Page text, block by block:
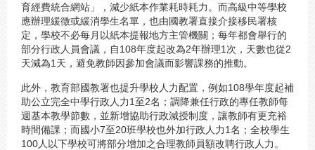
育經費統合網站」，減少紙本作業耗時耗力。而高級中等學校
應辦理緩徵或緩消學生名單，也由國教署直接介接移民署核
定，學校不必每月以紙本提報地方主管機關；每年都會舉行的
部分行政人員會議，自108年度起改為2年辦理1次，天數也從2
天減為1天，避免教師因參加會議而影響課務的推動。
此外，教育部國教署也提升學校人力配置，例如108學年度起補
助公立完全中學行政人力1至2名；調降兼任行政的專任教師每
週基本教學節數，並新增協助行政減授制度，讓教師有更充裕
時間備課；而國小7至20班學校也外加行政人力1名；全校學生
100人以下學校可將部分增加之合理教師員額改聘行政人力。